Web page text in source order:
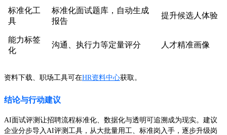
标准化工
具
标准化面试题库，自动生成
报告
提升候选人体验
能力标签
化
沟通、执行力等定量评分 人才精准画像
资料下载、职场工具可在HR资料中心获取。
结论与行动建议
AI面试评测让招聘流程标准化、数据化与透明可追溯成为现实。建议
企业分步导入AI评测工具，从大批量用工、标准岗入手，逐步升级岗